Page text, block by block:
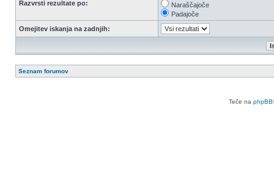
Razvrsti rezultate po:
Naraščajoče
Padajoče
Omejitev iskanja na zadnjih:
Seznam forumov
Teče na phpBB